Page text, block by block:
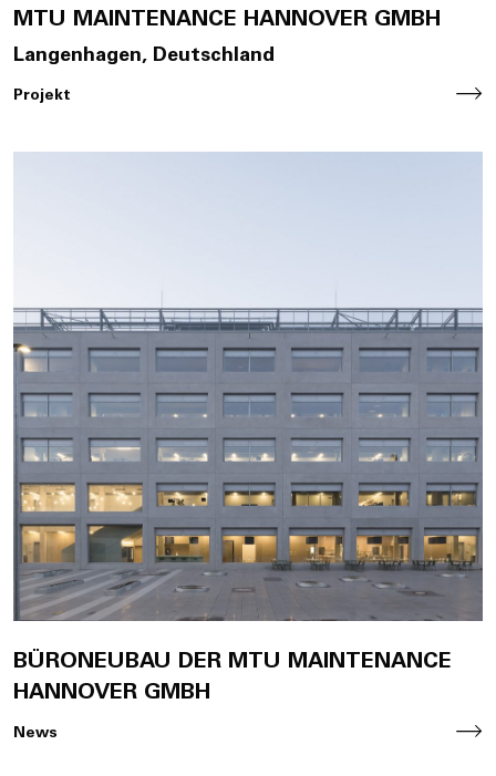
Contact
MTU MAINTENANCE HANNOVER GMBH
Langenhagen, Deutschland
Projekt
BÜRONEUBAU DER MTU MAINTENANCE
HANNOVER GMBH
News